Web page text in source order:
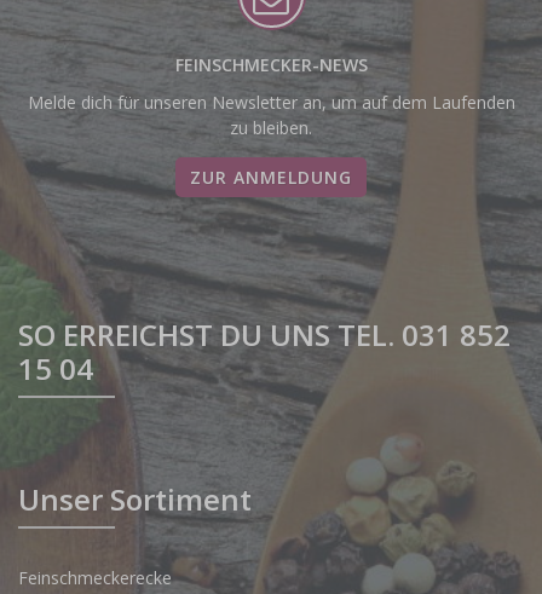
FEINSCHMECKER-NEWS
Melde dich für unseren Newsletter an, um auf dem Laufenden
zu bleiben.
ZUR ANMELDUNG
SO ERREICHST DU UNS TEL. 031 852
15 04
Unser Sortiment
Feinschmeckerecke